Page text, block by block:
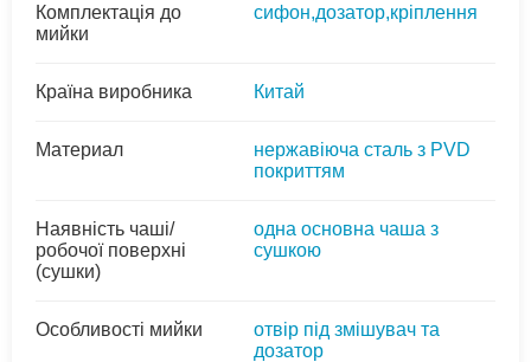
Комплектація до
мийки
сифон,дозатор,кріплення
Країна виробника Китай
Материал
нержавіюча сталь з PVD
покриттям
Наявність чаші/
робочої поверхні
(сушки)
одна основна чаша з
сушкою
Особливості мийки
отвір під змішувач та
дозатор